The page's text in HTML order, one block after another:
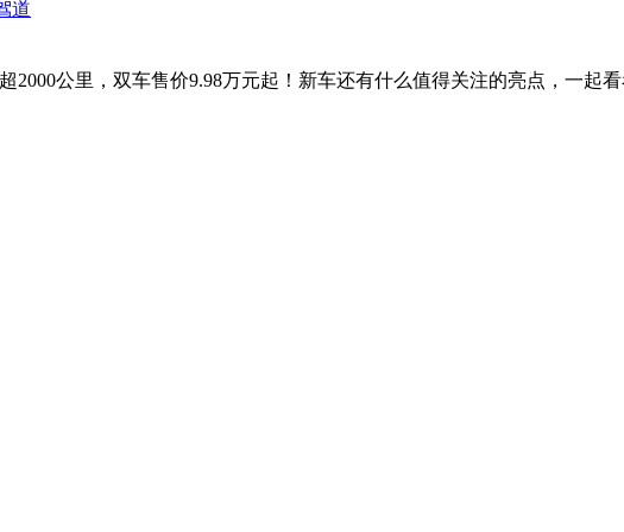
道
公里，双车售价9.98万元起！新车还有什么值得关注的亮点，一起